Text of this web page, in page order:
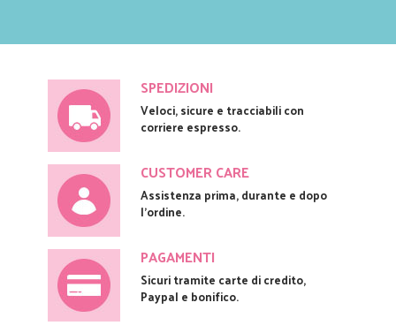
SPEDIZIONI
Veloci, sicure e tracciabili con
corriere espresso.
CUSTOMER CARE
Assistenza prima, durante e dopo
l'ordine.
PAGAMENTI
Sicuri tramite carte di credito,
Paypal e bonifico.